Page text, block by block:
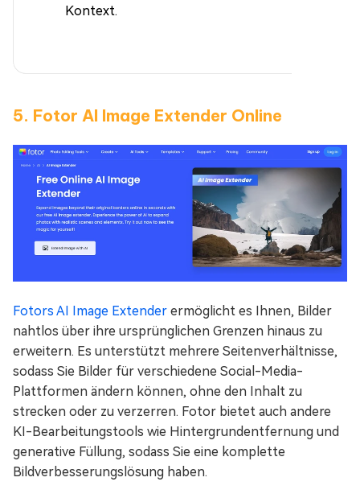
Kontext.
5. Fotor AI Image Extender Online
Fotors AI Image Extender ermöglicht es Ihnen, Bilder
nahtlos über ihre ursprünglichen Grenzen hinaus zu
erweitern. Es unterstützt mehrere Seitenverhältnisse,
sodass Sie Bilder für verschiedene Social-Media-
Plattformen ändern können, ohne den Inhalt zu
strecken oder zu verzerren. Fotor bietet auch andere
KI-Bearbeitungstools wie Hintergrundentfernung und
generative Füllung, sodass Sie eine komplette
Bildverbesserungslösung haben.